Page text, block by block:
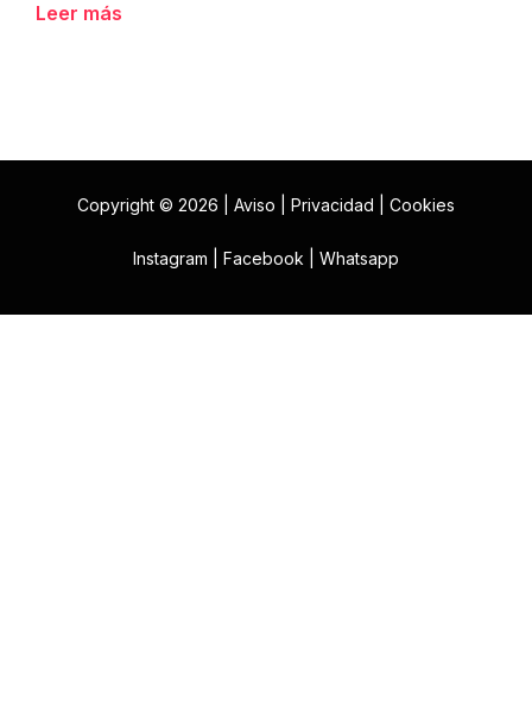
Leer más
Copyright © 2026 | Aviso Privacidad Cookies
Instagram Facebook Whatsapp